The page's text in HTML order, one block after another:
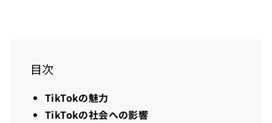
目次
TikTokの魅力
TikTokの社会への影響